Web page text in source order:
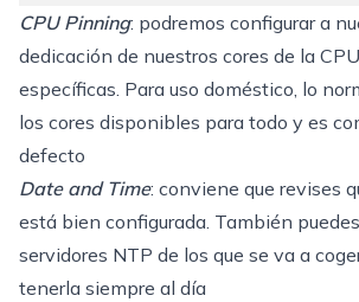
CPU Pinning: podremos configurar a
dedicación de nuestros cores de la
específicas. Para uso doméstico, lo
los cores disponibles para todo y es
defecto
Date and Time: conviene que revises
está bien configurada. También
servidores NTP de los que se va a
tenerla siempre al día